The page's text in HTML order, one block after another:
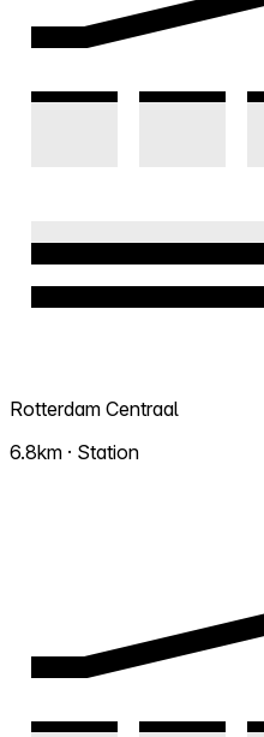
Rotterdam Centraal
6.8km · Station